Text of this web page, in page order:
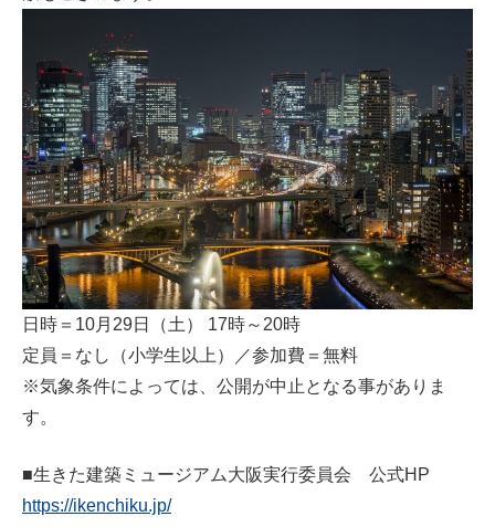
日時＝10月29日（土） 17時～20時
定員＝なし（小学生以上）／参加費＝無料
※気象条件によっては、公開が中止となる事がありま
す。
■生きた建築ミュージアム大阪実行委員会 公式HP
https://ikenchiku.jp/